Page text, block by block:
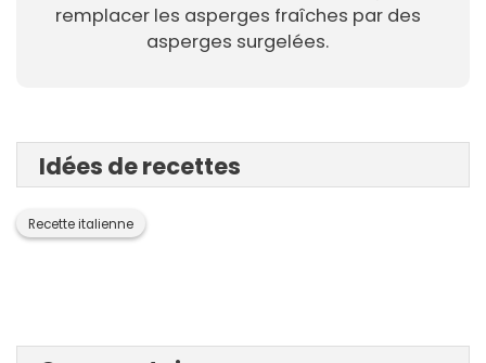
remplacer les asperges fraîches par des
asperges surgelées.
Idées de recettes
Recette italienne